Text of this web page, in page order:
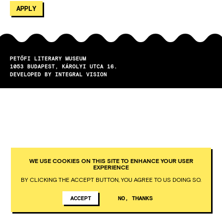
PETŐFI LITERARY MUSEUM
1053
BUDAPEST
KÁROLYI UTCA 16.
DEVELOPED BY INTEGRAL VISION
WE USE COOKIES ON THIS SITE TO ENHANCE YOUR USER
EXPERIENCE
BY CLICKING THE ACCEPT BUTTON, YOU AGREE TO US DOING SO.
ACCEPT NO, THANKS